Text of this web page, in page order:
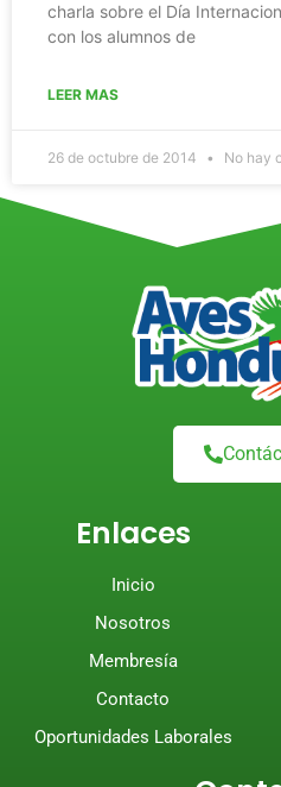
charla sobre el Día
con los alumnos de
LEER MAS
26 de octubre de 2014 No hay
Enlaces
Inicio
Nosotros
Membresía
Contacto
Oportunidades Laborales